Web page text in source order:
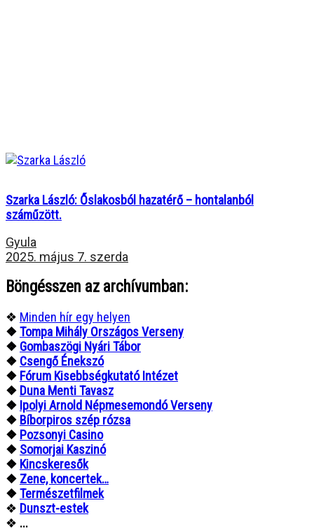
Szarka László: Őslakosból hazatérő – hontalanból
száműzött.
Gyula
2025. május 7. szerda
Böngésszen az archívumban:
❖ Minden hír egy helyen
❖Tompa Mihály Országos Verseny
❖ Gombaszögi Nyári Tábor
❖ Csengő Énekszó
❖ Fórum Kisebbségkutató Intézet
❖ Duna Menti Tavasz
❖ Ipolyi Arnold Népmesemondó Verseny
❖ Bíborpiros szép rózsa
❖ Pozsonyi Casino
❖ Somorjai Kaszinó
❖ Kincskeresők
❖ Zene, koncertek…
❖Természetfilmek
❖ Dunszt-estek
❖ ...